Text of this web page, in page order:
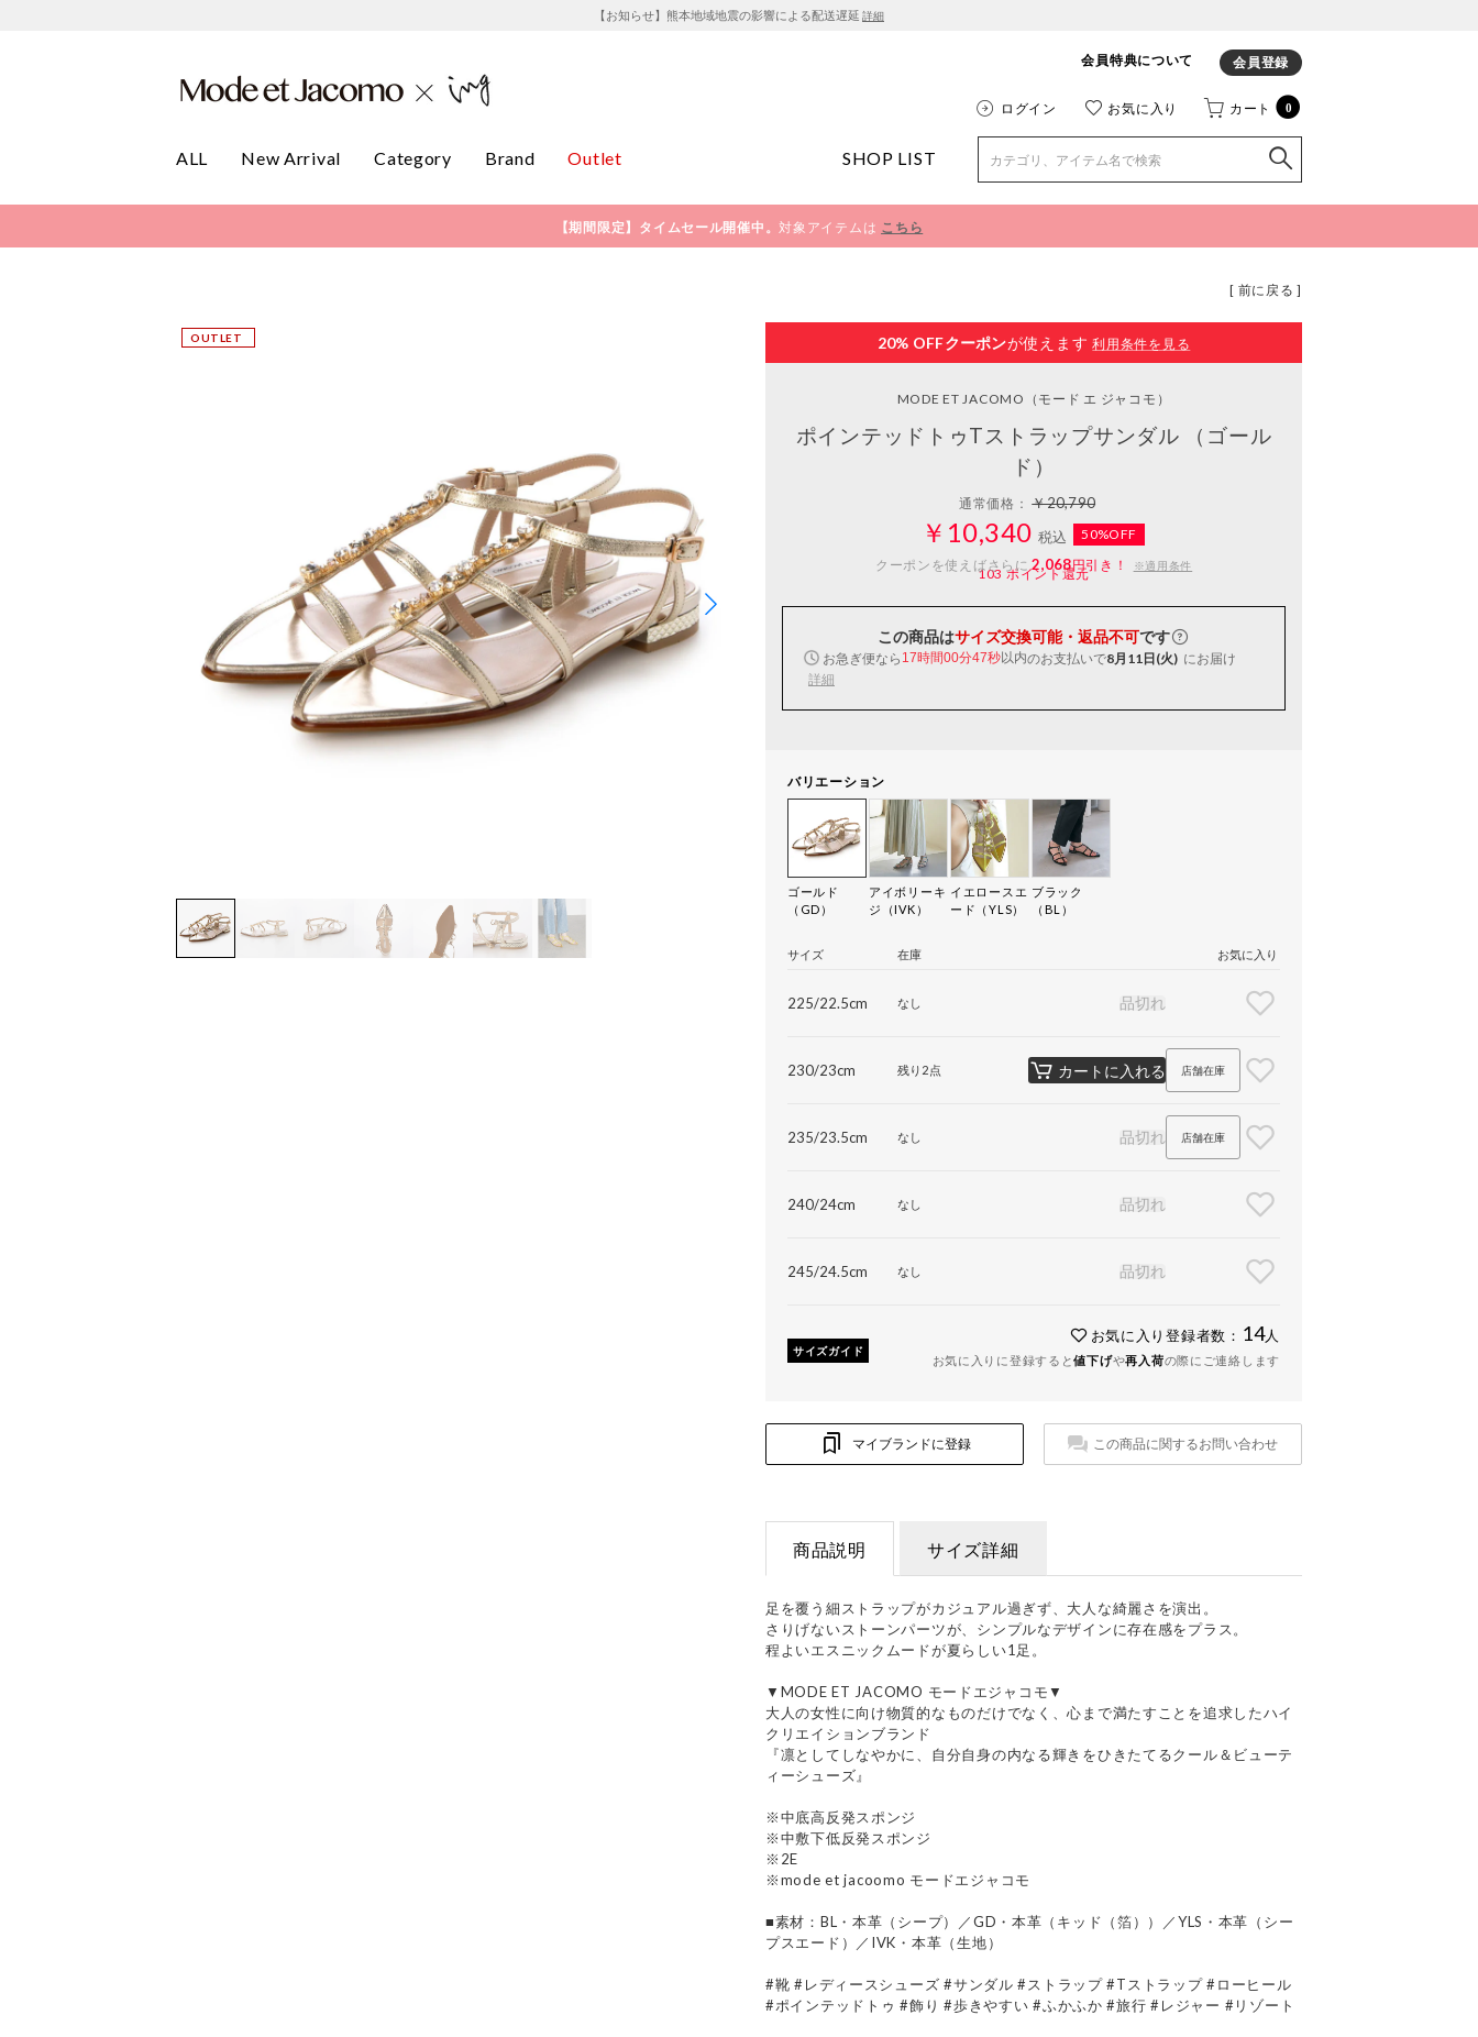
【お知らせ】熊本地域地震の影響による配送遅延 詳細
会員特典について 会員登録
ログイン お気に入り カート 0
ALL New Arrival Category Brand Outlet SHOP LIST
【期間限定】タイムセール開催中。対象アイテムは こちら
[ 前に戻る ]
20% OFFクーポンが使えます 利用条件を見る
MODE ET JACOMO （モード エ ジャコモ）
ポインテッドトゥTストラップサンダル （ゴール
ド）
通常価格：￥20,790
￥10,340 税込
50%OFF
クーポンを使えばさらに2,068円引き！ ※適用条件
103ポイント還元
この商品はサイズ交換可能・返品不可です
お急ぎ便なら 17時間00分46秒以内のお支払いで8月11日(火) にお届け
詳細
バリエーション
ゴールド
（GD）
アイボリーキ
ジ（IVK）
イエロースエ
ード（YLS）
ブラック
（BL）
サイズ 在庫 お気に入り
225/22.5cm なし 品切れ
230/23cm 残り2点 カートに入れる 店舗在庫
235/23.5cm なし 品切れ 店舗在庫
240/24cm なし 品切れ
245/24.5cm なし 品切れ
サイズガイド
お気に入り登録者数： 14人
お気に入りに登録すると値下げや再入荷の際にご連絡します
マイブランドに登録 この商品に関するお問い合わせ
商品説明 サイズ詳細
足を覆う細ストラップがカジュアル過ぎず、大人な綺麗さを演出。
さりげないストーンパーツが、シンプルなデザインに存在感をプラス。
程よいエスニックムードが夏らしい1足。
▼MODE ET JACOMO モードエジャコモ▼
大人の女性に向け物質的なものだけでなく、心まで満たすことを追求したハイ
クリエイションブランド
『凛としてしなやかに、自分自身の内なる輝きをひきたてるクール＆ビューテ
ィーシューズ』
※中底高反発スポンジ
※中敷下低反発スポンジ
※2E
※mode et jacoomo モードエジャコモ
■素材：BL・本革（シープ）／GD・本革（キッド（箔））／YLS・本革（シー
プスエード）／IVK・本革（生地）
#靴 #レディースシューズ #サンダル #ストラップ #Tストラップ #ローヒール
#ポインテッドトゥ #飾り #歩きやすい #ふかふか #旅行 #レジャー #リゾート